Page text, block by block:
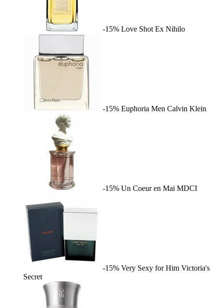
-15% Love Shot Ex Nihilo
-15% Euphoria Men Calvin Klein
-15% Un Coeur en Mai MDCI
-15% Very Sexy for Him Victoria's
Secret